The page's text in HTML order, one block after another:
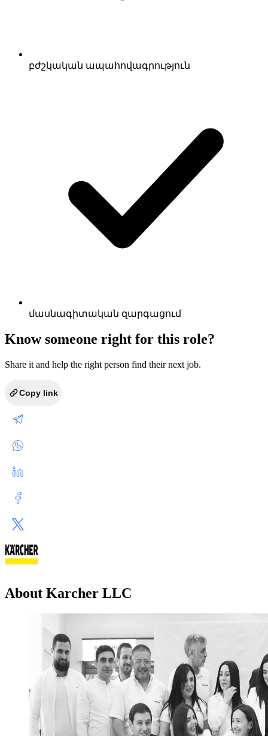
բժշկական ապահովագրություն
մասնագիտական զարգացում
Know someone right for this role?
Share it and help the right person find their next job.
Copy link
About Karcher LLC